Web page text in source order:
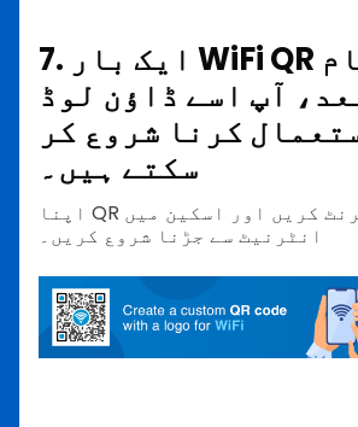
7. ایک بار WiFi QR کوڈ کام
آپ اسے ڈاؤن لوڈ
کرنا شروع کر
سکتے ہیں۔
اپنا QR کوڈ پرنٹ کریں اور اسکین میں
انٹرنیٹ سے جڑنا شروع کریں۔